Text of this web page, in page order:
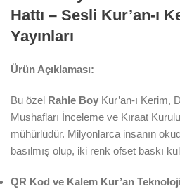
Hattı – Sesli Kur’an-ı
Yayınları
Ürün Açıklaması:
Bu özel Rahle Boy Kur’an-ı Kerim,
Mushafları İnceleme ve Kıraat
mühürlüdür. Milyonlarca insanın
basılmış olup, iki renk ofset baskı
QR Kod ve Kalem Kur’an